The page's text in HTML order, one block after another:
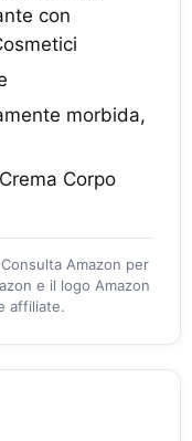
con
morbida,
Corpo
Amazon per
e il logo Amazon
affiliate.